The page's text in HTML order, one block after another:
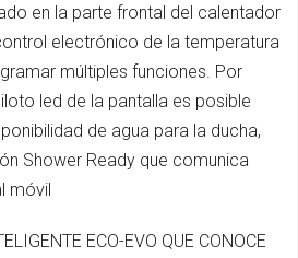
en la parte frontal del calentador
electrónico de la temperatura
múltiples funciones. Por
led de la pantalla es posible
de agua para la ducha,
Shower Ready que comunica
móvil
ECO-EVO QUE CONOCE